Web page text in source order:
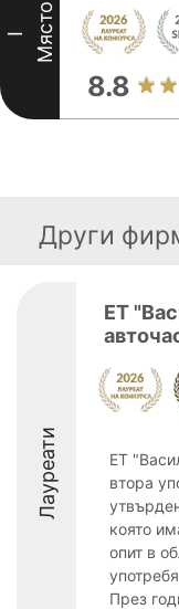
I Място
8.8
Други
Лауреати
ЕТ
ЕТ
втора
която
опит в
През